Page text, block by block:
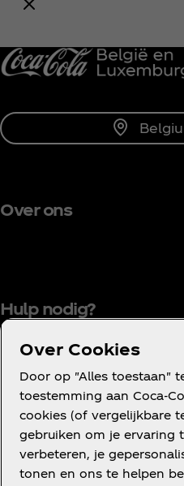
Over ons
Hulp nodig?
Gebruiksvoorwaarden
Mededinging
Privacyverklaring
Cookieverklaring
Over Cookies
Door op "Alles toestaan"
toestemming aan
cookies (of vergelijkbare
gebruiken om je ervaring
verbeteren, je
tonen en ons te helpen